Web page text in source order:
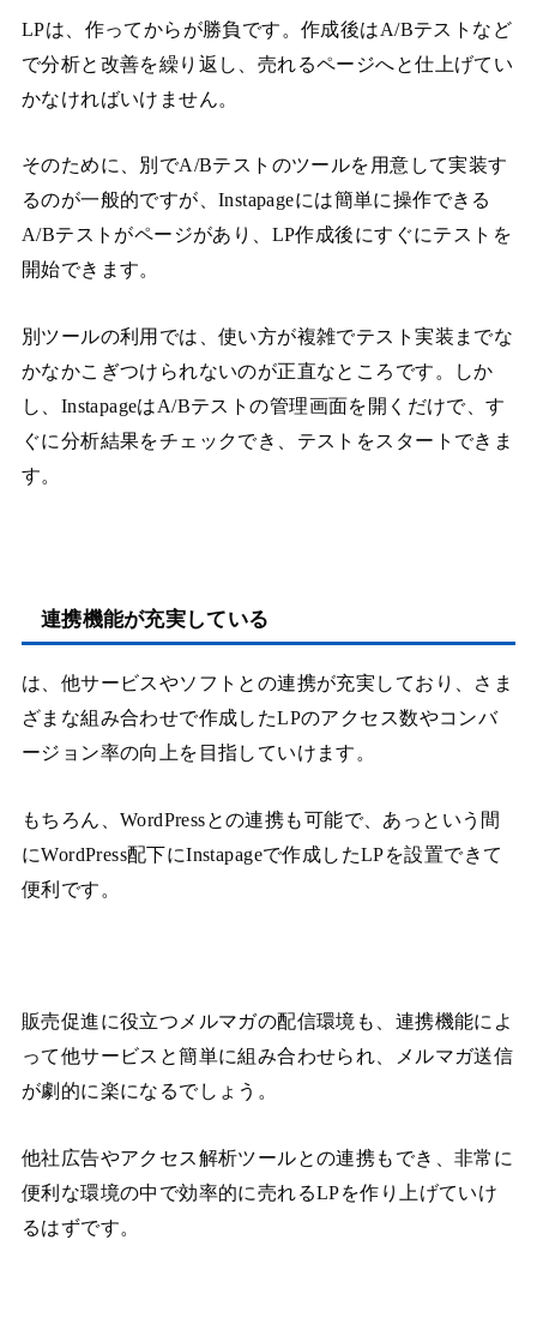
LPは、作ってからが勝負です。作成後はA/Bテストなど
で分析と改善を繰り返し、売れるページへと仕上げてい
かなければいけません。
そのために、別でA/Bテストのツールを用意して実装す
るのが一般的ですが、Instapageには簡単に操作できる
A/Bテストがページがあり、LP作成後にすぐにテストを
開始できます。
別ツールの利用では、使い方が複雑でテスト実装までな
かなかこぎつけられないのが正直なところです。しか
し、InstapageはA/Bテストの管理画面を開くだけで、す
ぐに分析結果をチェックでき、テストをスタートできま
す。
連携機能が充実している
は、他サービスやソフトとの連携が充実しており、さま
ざまな組み合わせで作成したLPのアクセス数やコンバ
ージョン率の向上を目指していけます。
もちろん、WordPressとの連携も可能で、あっという間
にWordPress配下にInstapageで作成したLPを設置できて
便利です。
販売促進に役立つメルマガの配信環境も、連携機能によ
って他サービスと簡単に組み合わせられ、メルマガ送信
が劇的に楽になるでしょう。
他社広告やアクセス解析ツールとの連携もでき、非常に
便利な環境の中で効率的に売れるLPを作り上げていけ
るはずです。